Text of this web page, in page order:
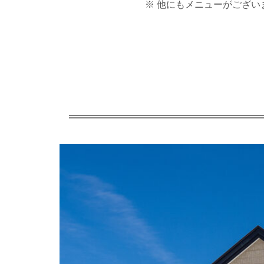
※ 他にもメニューがござい